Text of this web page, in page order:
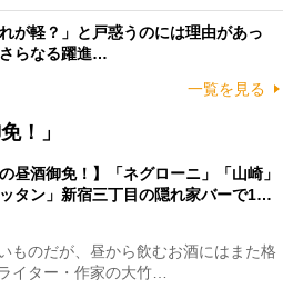
が軽？」と戸惑うのには理由があっ
らなる躍進…
一覧を見る
！」
の昼酒御免！】「ネグローニ」「山崎」
ッタン」新宿三丁目の隠れ家バーで1…
ものだが、昼から飲むお酒にはまた格
イター・作家の大竹…